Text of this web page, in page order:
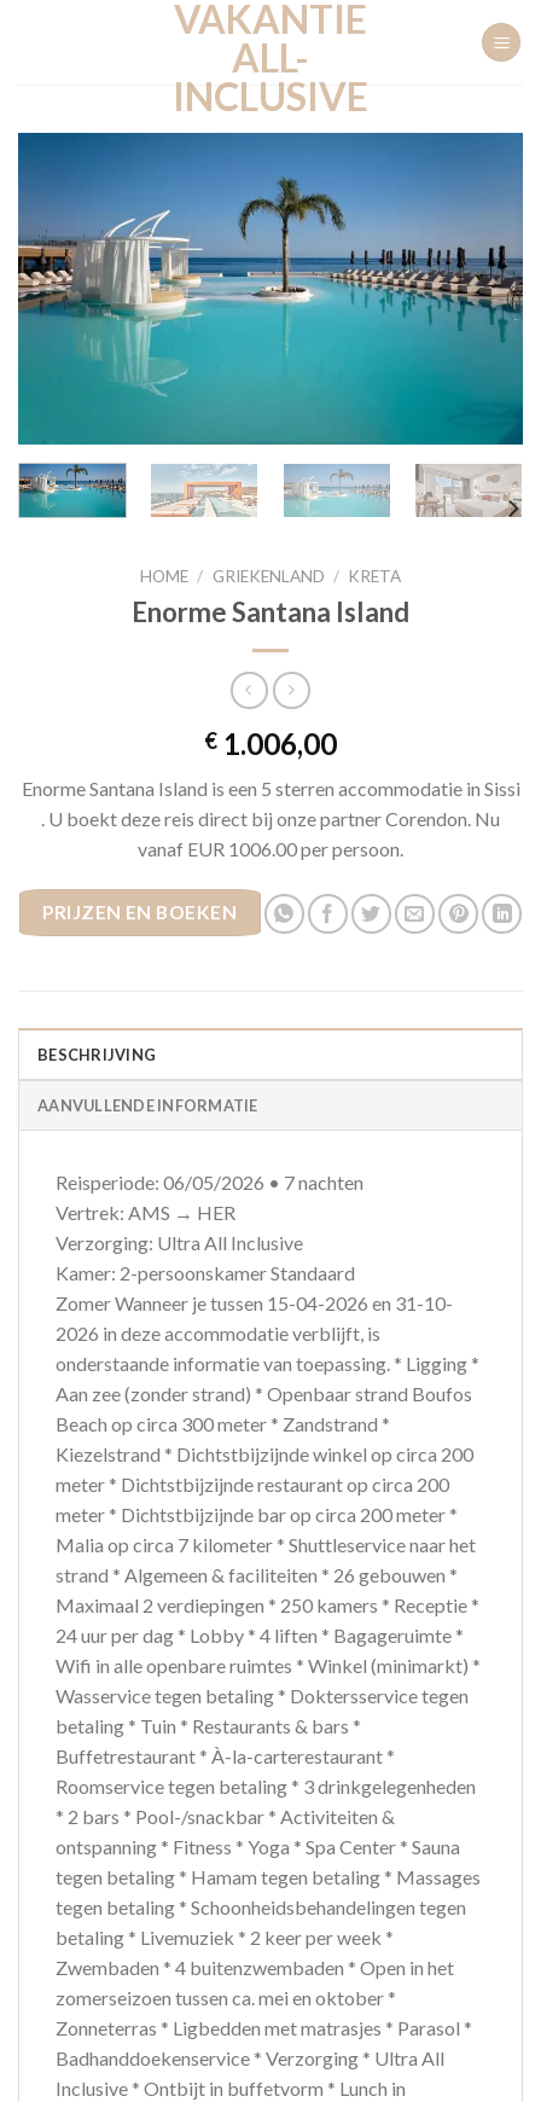
VAKANTIE
ALL-
INCLUSIVE
HOME / GRIEKENLAND / KRETA
Enorme Santana Island
€ 1.006,00
Enorme Santana Island is een 5 sterren accommodatie in Sissi
. U boekt deze reis direct bij onze partner Corendon. Nu
vanaf EUR 1006.00 per persoon.
PRIJZEN EN BOEKEN
BESCHRIJVING
AANVULLENDE INFORMATIE
Reisperiode: 06/05/2026 • 7 nachten
Vertrek: AMS → HER
Verzorging: Ultra All Inclusive
Kamer: 2-persoonskamer Standaard
Zomer Wanneer je tussen 15-04-2026 en 31-10-
2026 in deze accommodatie verblijft, is
onderstaande informatie van toepassing. * Ligging *
Aan zee (zonder strand) * Openbaar strand Boufos
Beach op circa 300 meter * Zandstrand *
Kiezelstrand * Dichtstbijzijnde winkel op circa 200
meter * Dichtstbijzijnde restaurant op circa 200
meter * Dichtstbijzijnde bar op circa 200 meter *
Malia op circa 7 kilometer * Shuttleservice naar het
strand * Algemeen & faciliteiten * 26 gebouwen *
Maximaal 2 verdiepingen * 250 kamers * Receptie *
24 uur per dag * Lobby * 4 liften * Bagageruimte *
Wifi in alle openbare ruimtes * Winkel (minimarkt) *
Wasservice tegen betaling * Doktersservice tegen
betaling * Tuin * Restaurants & bars *
Buffetrestaurant * À-la-carterestaurant *
Roomservice tegen betaling * 3 drinkgelegenheden
* 2 bars * Pool-/snackbar * Activiteiten &
ontspanning * Fitness * Yoga * Spa Center * Sauna
tegen betaling * Hamam tegen betaling * Massages
tegen betaling * Schoonheidsbehandelingen tegen
betaling * Livemuziek * 2 keer per week *
Zwembaden * 4 buitenzwembaden * Open in het
zomerseizoen tussen ca. mei en oktober *
Zonneterras * Ligbedden met matrasjes * Parasol *
Badhanddoekenservice * Verzorging * Ultra All
Inclusive * Ontbijt in buffetvorm * Lunch in